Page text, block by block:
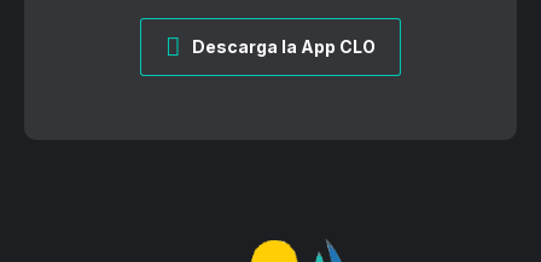
Descarga la App CLO